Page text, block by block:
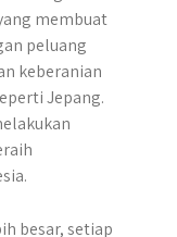
membuat
peluang
keberanian
Jepang.
besar, setiap